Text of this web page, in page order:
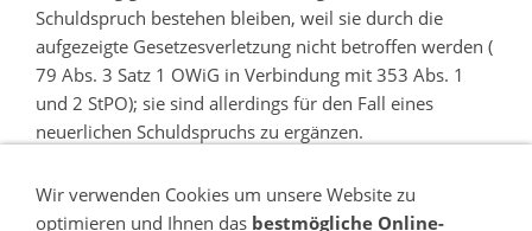
Schuldspruch bestehen bleiben, weil sie durch die
aufgezeigte Gesetzesverletzung nicht betroffen werden (
79 Abs. 3 Satz 1 OWiG in Verbindung mit 353 Abs. 1
und 2 StPO); sie sind allerdings für den Fall eines
neuerlichen Schuldspruchs zu ergänzen.
Verhandlung und Entscheidung, auch über die Kosten
des Rechtsbeschwerdeverfahrens, an das Amtsgericht
Wir verwenden Cookies um unsere Website zu
optimieren und Ihnen das bestmögliche Online-